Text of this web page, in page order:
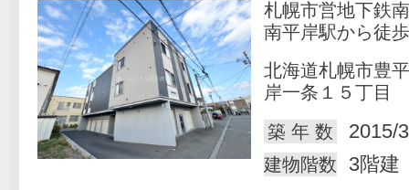
札幌市営地下鉄
南平岸駅から徒
北海道札幌市豊
岸一条１５丁目
築 年 数
2015/
建物階数 3階建